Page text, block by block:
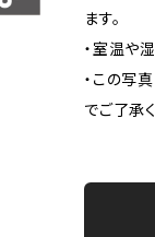
ます。
・室温や
・この写
でご了承